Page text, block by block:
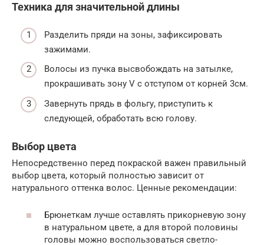
Техника для значительной длины
Разделить пряди на зоны, зафиксировать
зажимами.
Волосы из пучка высвобождать на затылке,
прокрашивать зону V с отступом от корней 3см.
Завернуть прядь в фольгу, приступить к
следующей, обработать всю голову.
Выбор цвета
Непосредственно перед покраской важен правильный
выбор цвета, который полностью зависит от
натурального оттенка волос. Ценные рекомендации:
Брюнеткам лучше оставлять прикорневую зону
в натуральном цвете, а для второй половины
головы можно воспользоваться светло-